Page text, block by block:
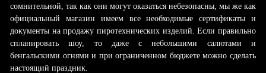
сомнительной, так как они могут оказаться небезопасны, мы же как
официальный магазин имеем все необходимые сертификаты и
документы на продажу пиротехнических изделий. Если правильно
спланировать шоу, то даже с небольшими салютами и
бенгальскими огнями и при ограниченном бюджете можно сделать
настоящий праздник.